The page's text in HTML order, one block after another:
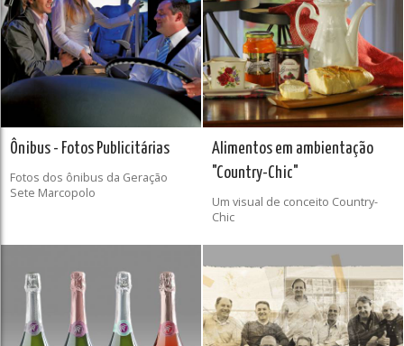
Ônibus - Fotos Publicitárias
Fotos dos ônibus da Geração
Sete Marcopolo
Alimentos em ambientação
"Country-Chic"
Um visual de conceito Country-
Chic